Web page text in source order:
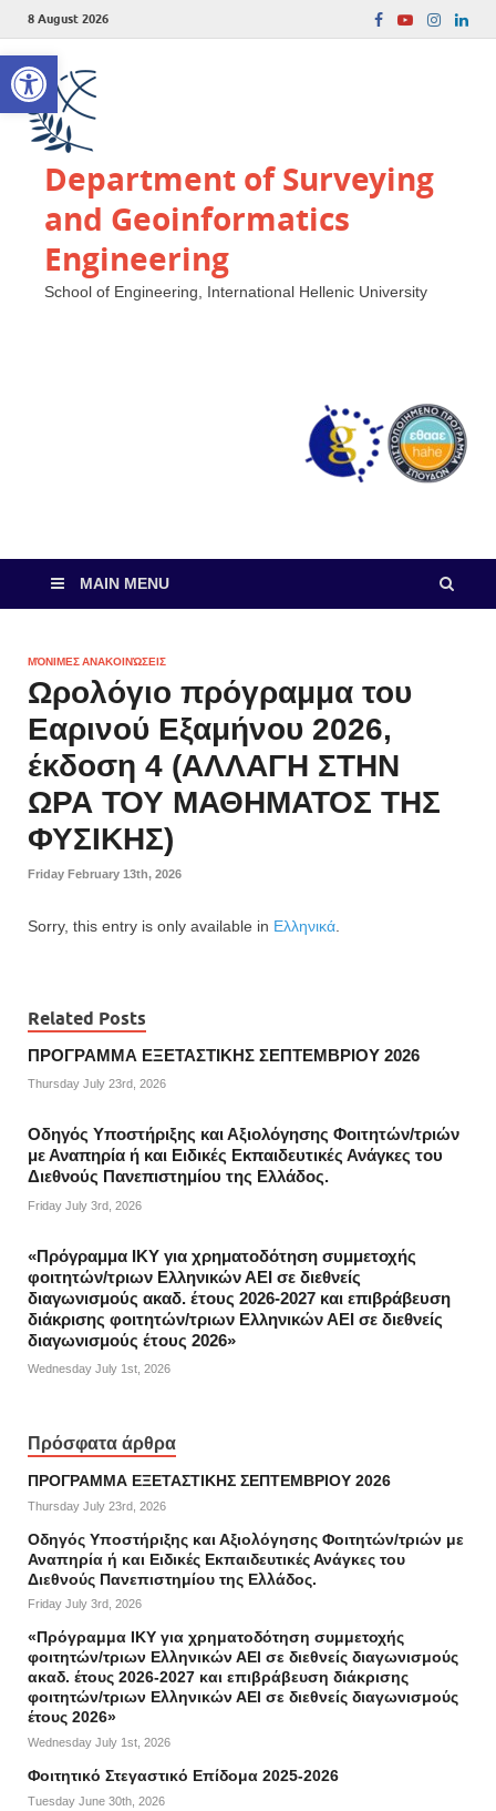
Open toolbar
8 August 2026
Department of Surveying
and Geoinformatics
Engineering
School of Engineering, International Hellenic University
MAIN MENU
ΜΌΝΙΜΕΣ ΑΝΑΚΟΙΝΏΣΕΙΣ
Ωρολόγιο πρόγραμμα του
Εαρινού Εξαμήνου 2026,
έκδοση 4 (ΑΛΛΑΓΗ ΣΤΗΝ
ΩΡΑ ΤΟΥ ΜΑΘΗΜΑΤΟΣ ΤΗΣ
ΦΥΣΙΚΗΣ)
Friday February 13th, 2026
Sorry, this entry is only available in Ελληνικά
Related Posts
ΠΡΟΓΡΑΜΜΑ ΕΞΕΤΑΣΤΙΚΗΣ ΣΕΠΤΕΜΒΡΙΟΥ 2026
Thursday July 23rd, 2026
Οδηγός Υποστήριξης και Αξιολόγησης Φοιτητών/τριών
με Αναπηρία ή και Ειδικές Εκπαιδευτικές Ανάγκες του
Διεθνούς Πανεπιστημίου της Ελλάδος.
Friday July 3rd, 2026
«Πρόγραμμα ΙΚΥ για χρηματοδότηση συμμετοχής
φοιτητών/τριων Ελληνικών ΑΕΙ σε διεθνείς
διαγωνισμούς ακαδ. έτους 2026-2027 και επιβράβευση
διάκρισης φοιτητών/τριων Ελληνικών ΑΕΙ σε διεθνείς
διαγωνισμούς έτους 2026»
Wednesday July 1st, 2026
Πρόσφατα άρθρα
ΠΡΟΓΡΑΜΜΑ ΕΞΕΤΑΣΤΙΚΗΣ ΣΕΠΤΕΜΒΡΙΟΥ 2026
Thursday July 23rd, 2026
Οδηγός Υποστήριξης και Αξιολόγησης Φοιτητών/τριών με
Αναπηρία ή και Ειδικές Εκπαιδευτικές Ανάγκες του
Διεθνούς Πανεπιστημίου της Ελλάδος.
Friday July 3rd, 2026
«Πρόγραμμα ΙΚΥ για χρηματοδότηση συμμετοχής
φοιτητών/τριων Ελληνικών ΑΕΙ σε διεθνείς διαγωνισμούς
ακαδ. έτους 2026-2027 και επιβράβευση διάκρισης
φοιτητών/τριων Ελληνικών ΑΕΙ σε διεθνείς διαγωνισμούς
έτους 2026»
Wednesday July 1st, 2026
Φοιτητικό Στεγαστικό Επίδομα 2025-2026
Tuesday June 30th, 2026